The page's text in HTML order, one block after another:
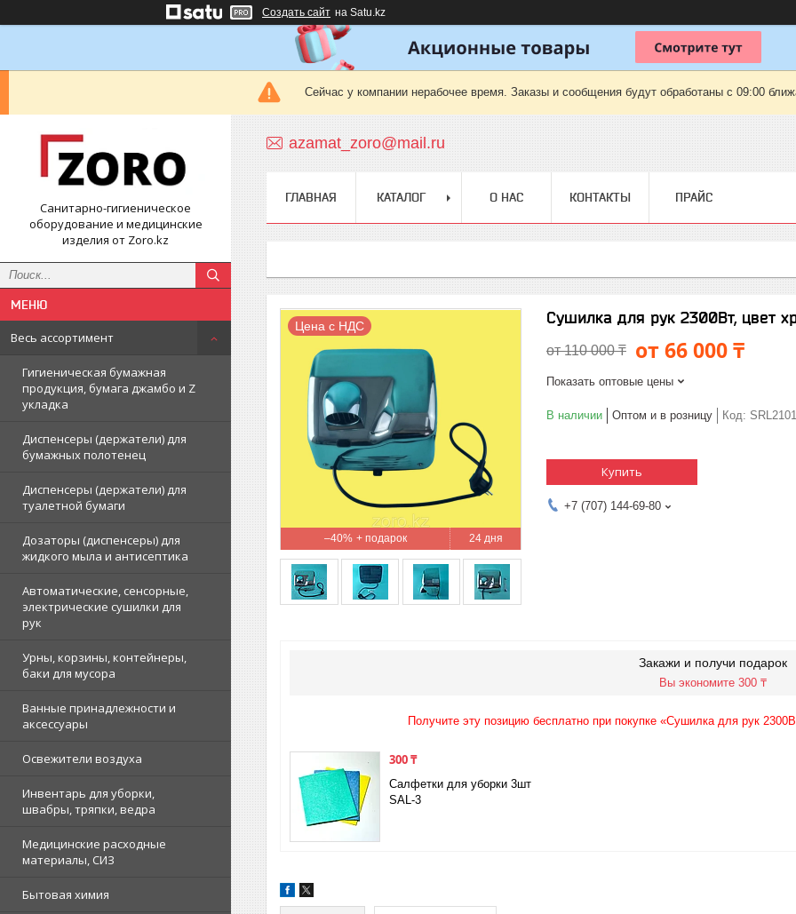
Создать сайт на Satu.kz
Сейчас у компании нерабочее время. Заказы и сообщения будут обработаны с 09:00
Санитарно-гигиеническое
оборудование и медицинские
изделия от Zoro.kz
Весь ассортимент
Гигиеническая бумажная
продукция, бумага джамбо и Z
укладка
Диспенсеры (держатели) для
бумажных полотенец
Диспенсеры (держатели) для
туалетной бумаги
Дозаторы (диспенсеры) для
жидкого мыла и антисептика
Автоматические, сенсорные,
электрические сушилки для
рук
Урны, корзины, контейнеры,
баки для мусора
Ванные принадлежности и
аксессуары
Освежители воздуха
Инвентарь для уборки,
швабры, тряпки, ведра
Медицинские расходные
материалы, СИЗ
Бытовая химия
azamat_zoro@mail.ru
ГЛАВНАЯ КАТАЛОГ О НАС КОНТАКТЫ ПРАЙС
–40% 24 дня
Цена с НДС Сушилка для рук 2300Вт, цвет
от 110 000 ₸ от 66 000 ₸
Показать оптовые цены
В наличии Оптом и в розницу Код:
Купить
+7 (707) 144-69-80
Закажи и получи подарок
Вы экономите 300 ₸
Получите эту позицию бесплатно при покупке «Сушилка для рук
300 ₸
Салфетки для уборки 3шт
SAL-3